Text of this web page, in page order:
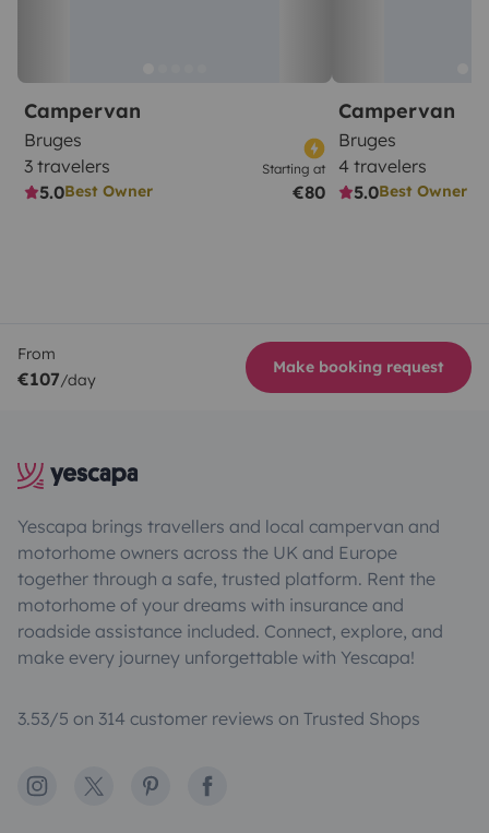
Campervan
Bruges
3 travelers
5.0Best Owner
Starting at
€80
Campervan
Bruges
4 travelers
5.0Best Owner
From
€107/day
Make booking request
Yescapa brings travellers and local campervan and
motorhome owners across the UK and Europe
together through a safe, trusted platform. Rent the
motorhome of your dreams with insurance and
roadside assistance included. Connect, explore, and
make every journey unforgettable with Yescapa!
3.53/5 on 314 customer reviews on Trusted Shops
Instagram
X PinterestFacebook